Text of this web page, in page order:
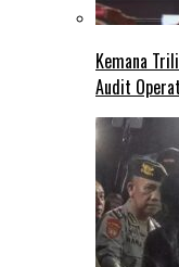
Kemana
Audit